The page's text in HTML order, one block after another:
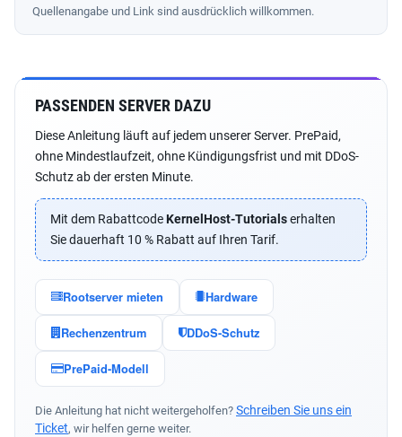
Quellenangabe und Link sind ausdrücklich willkommen.
PASSENDEN SERVER DAZU
Diese Anleitung läuft auf jedem unserer Server. PrePaid,
ohne Mindestlaufzeit, ohne Kündigungsfrist und mit DDoS-
Schutz ab der ersten Minute.
Mit dem RabattcodeKernelHost-Tutorialserhalten
Sie dauerhaft 10 % Rabatt auf Ihren Tarif.
Rootserver mieten Hardware
Rechenzentrum DDoS-Schutz
PrePaid-Modell
Die Anleitung hat nicht weitergeholfen? Schreiben Sie uns ein
Ticket, wir helfen gerne weiter.